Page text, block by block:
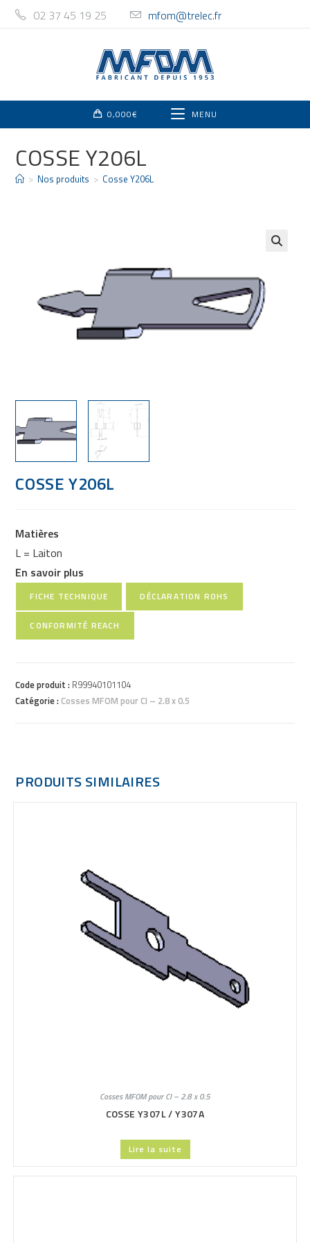
02 37 45 19 25 mfom@trelec.fr
0,000€ MENU
COSSE Y206L
> Nos produits > Cosse Y206L
COSSE Y206L
Matières
L = Laiton
En savoir plus
FICHE TECHNIQUE DÉCLARATION ROHS
CONFORMITÉ REACH
Code produit : R99940101104
Catégorie :Cosses MFOM pour CI – 2.8 x 0.5
PRODUITS SIMILAIRES
Cosses MFOM pour CI – 2.8 x 0.5
COSSE Y307L / Y307A
Lire la suite